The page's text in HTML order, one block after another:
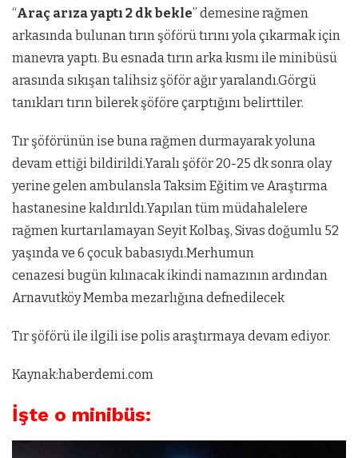
“Araç arıza yaptı 2 dk bekle” demesine rağmen
arkasında bulunan tırın şöförü tırını yola çıkarmak için
manevra yaptı. Bu esnada tırın arka kısmı ile minibüsü
arasında sıkışan talihsiz şöför ağır yaralandı.Görgü
tanıkları tırın bilerek şöföre çarptığını belirttiler.
Tır şöförünün ise buna rağmen durmayarak yoluna
devam ettiği bildirildi.Yaralı şöför 20-25 dk sonra olay
yerine gelen ambulansla Taksim Eğitim ve Araştırma
hastanesine kaldırıldı.Yapılan tüm müdahalelere
rağmen kurtarılamayan Seyit Kolbaş, Sivas doğumlu 52
yaşında ve 6 çocuk babasıydı.Merhumun
cenazesi bugün kılınacak ikindi namazının ardından
Arnavutköy Memba mezarlığına defnedilecek
Tır şöförü ile ilgili ise polis araştırmaya devam ediyor.
Kaynak:haberdemi.com
İşte o minibüs: